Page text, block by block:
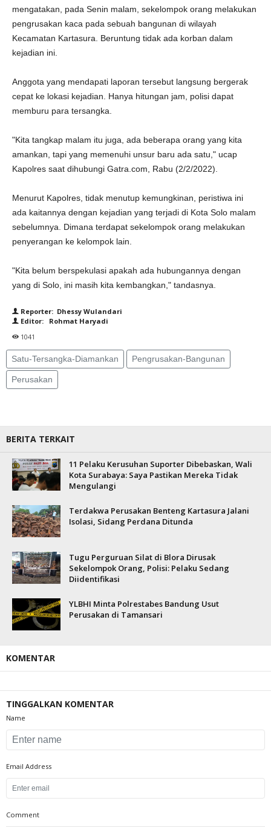
mengatakan, pada Senin malam, sekelompok orang melakukan
pengrusakan kaca pada sebuah bangunan di wilayah
Kecamatan Kartasura. Beruntung tidak ada korban dalam
kejadian ini.
Anggota yang mendapati laporan tersebut langsung bergerak
cepat ke lokasi kejadian. Hanya hitungan jam, polisi dapat
memburu para tersangka.
"Kita tangkap malam itu juga, ada beberapa orang yang kita
amankan, tapi yang memenuhi unsur baru ada satu," ucap
Kapolres saat dihubungi Gatra.com, Rabu (2/2/2022).
Menurut Kapolres, tidak menutup kemungkinan, peristiwa ini
ada kaitannya dengan kejadian yang terjadi di Kota Solo malam
sebelumnya. Dimana terdapat sekelompok orang melakukan
penyerangan ke kelompok lain.
"Kita belum berspekulasi apakah ada hubungannya dengan
yang di Solo, ini masih kita kembangkan," tandasnya.
Reporter: Dhessy Wulandari
Editor: Rohmat Haryadi
1041
Satu-Tersangka-Diamankan Pengrusakan-Bangunan
Perusakan
BERITA TERKAIT
11 Pelaku Kerusuhan Suporter Dibebaskan, Wali
Kota Surabaya: Saya Pastikan Mereka Tidak
Mengulangi
Terdakwa Perusakan Benteng Kartasura Jalani
Isolasi, Sidang Perdana Ditunda
Tugu Perguruan Silat di Blora Dirusak
Sekelompok Orang, Polisi: Pelaku Sedang
Diidentifikasi
YLBHI Minta Polrestabes Bandung Usut
Perusakan di Tamansari
KOMENTAR
TINGGALKAN KOMENTAR
Name
Email Address
Comment